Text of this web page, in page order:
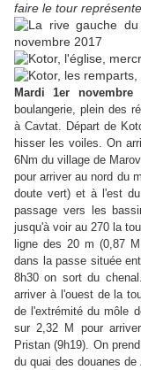
faire le tour
Mardi 1er novembre
boulangerie, plein des
à Cavtat. Départ de
hisser les voiles. On
6Nm du village de
pour arriver au nord du
doute vert) et à l'est
passage vers les
jusqu'à voir au 270 la
ligne des 20 m (0,87
dans la passe située
8h30 on sort du
arriver à l'ouest de la
de l'extrémité du môle
sur 2,32 M pour
Pristan (9h19). On
du quai des douanes